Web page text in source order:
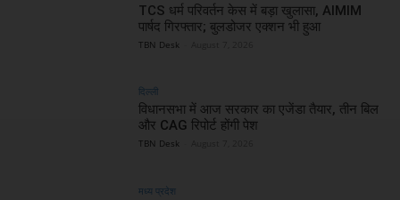
TCS धर्म परिवर्तन केस में बड़ा खुलासा, AIMIM
पार्षद गिरफ्तार; बुलडोजर एक्शन भी हुआ
TBN Desk
दिल्ली
विधानसभा में आज सरकार का एजेंडा तैयार, तीन बिल
और CAG रिपोर्ट होंगी पेश
TBN Desk
मध्य प्रदेश